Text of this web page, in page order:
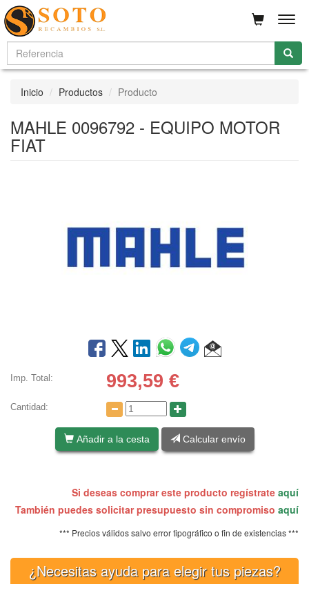
Inicio Productos Producto
MAHLE 0096792 - EQUIPO MOTOR
FIAT
Imp. Total: 993,59 €
Cantidad:
Añadir a la cesta Calcular envío
Si deseas comprar este producto regístrate aquí
También puedes solicitar presupuesto sin compromiso aquí
*** Precios válidos salvo error tipográfico o fin de existencias ***
¿Necesitas ayuda para elegir tus piezas?